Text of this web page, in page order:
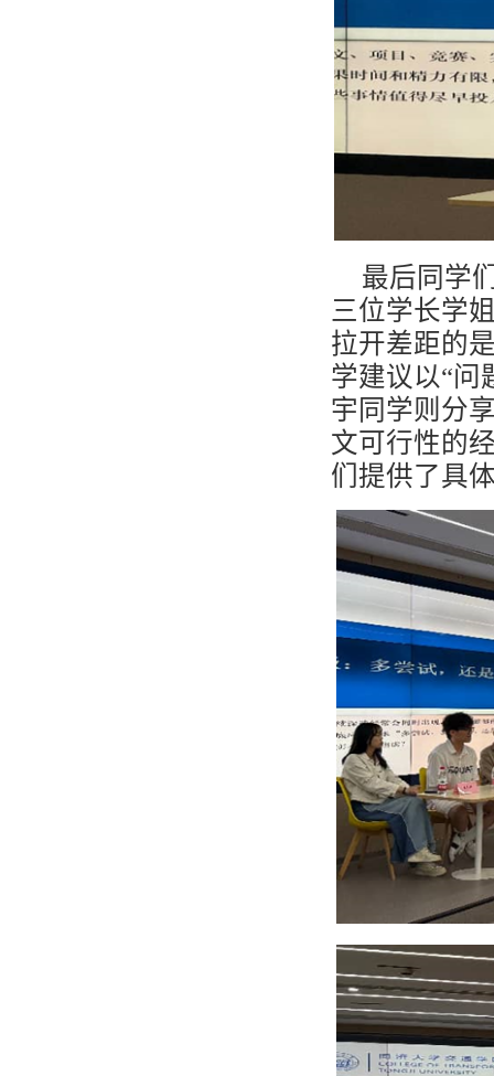
最后同学
三位学长学
拉开差距的
学建议以“问
宇同学则分
文可行性的
们提供了具